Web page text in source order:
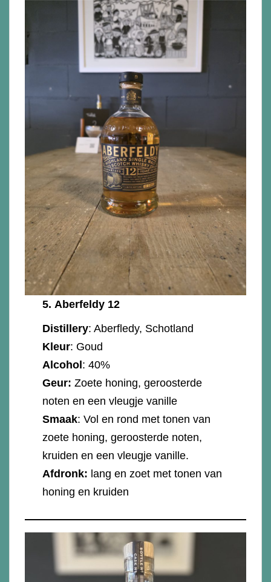
5. Aberfeldy 12
Distillery: Aberfledy, Schotland
Kleur: Goud
Alcohol: 40%
Geur: Zoete honing, geroosterde
noten en een vleugje vanille
Smaak: Vol en rond met tonen van
zoete honing, geroosterde noten,
kruiden en een vleugje vanille.
Afdronk: lang en zoet met tonen van
honing en kruiden